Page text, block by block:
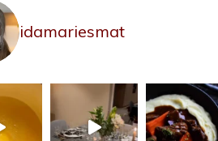
idamariesmat